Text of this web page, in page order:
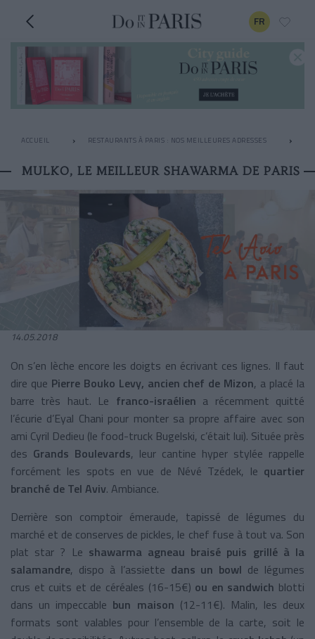
FR
ACCUEIL RESTAURANTS À PARIS : NOS MEILLEURES ADRESSES
MULKO, LE MEILLEUR SHAWARMA DE PARIS
14.05.2018
On s’en lèche encore les doigts en écrivant ces lignes. Il faut
dire que Pierre Bouko Levy, ancien chef de Mizon, a placé la
barre très haut. Le franco-israélien a récemment quitté
l’écurie d’Eyal Chani pour monter sa propre affaire avec son
ami Cyril Dedieu (le food-truck Bugelski, c’était lui). Située près
des Grands Boulevards, leur cantine hyper stylée rappelle
forcément les spots en vue de Névé Tzédek, le quartier
branché de Tel Aviv. Ambiance.
Derrière son comptoir émeraude, tapissé de légumes du
marché et de conserves de pickles, le chef fuse à tout va. Son
plat star ? Le shawarma agneau braisé puis grillé à la
salamandre, dispo à l’assiette dans un bowl de légumes
crus et cuits et de céréales (16-15€) ou en sandwich blotti
dans un impeccable bun maison (12-11€). Malin, les deux
formats sont valables pour l’ensemble de la carte, soit le